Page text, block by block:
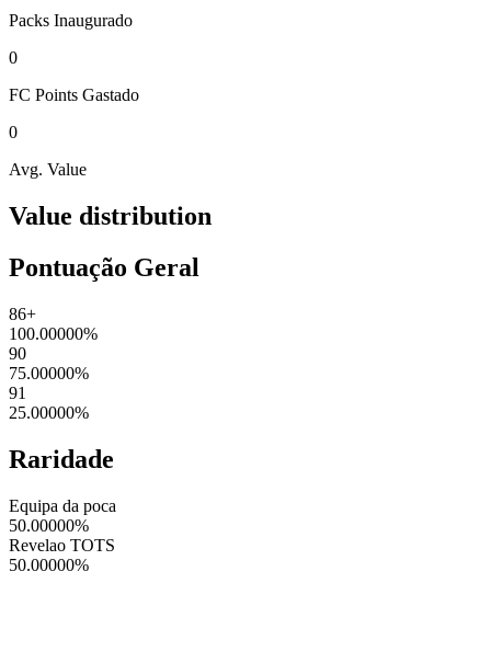
Packs Inaugurado
0
FC Points Gastado
0
Avg. Value
Value distribution
Pontuação Geral
86+
100.00000%
90
75.00000%
91
25.00000%
Raridade
Equipa da poca
50.00000%
Revelao TOTS
50.00000%